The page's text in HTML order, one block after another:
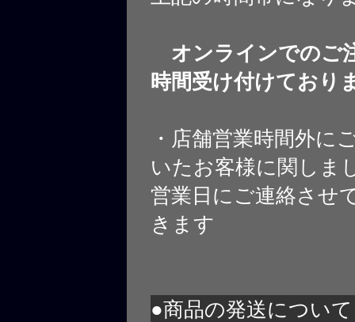
オンラインでのご
時間受け付けており
・店舗営業時間外に
いたお客様に関しま
営業日にご連絡させ
きます
●商品の発送について